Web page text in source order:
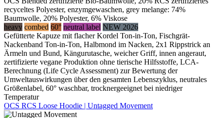
recyceltes Polyester, enzymgewaschen, grey melange: 74%
Baumwolle, 20% Polyester, 6% Viskose
heavy combed 60° neutral label NEW 2026
Gefütterte Kapuze mit flacher Kordel Ton-in-Ton, Fischgrät-
Nackenband Ton-in-Ton, Halbmond im Nacken, 2x1 Rippstrick an
Ärmeln und Bund, Kängurutasche, weicher Griff, innen angeraut,
zertifizierte vegane Produktion ohne tierische Hilfsstoffe, LCA-
Berechnung (Life Cycle Assessment) zur Bewertung der
Umweltauswirkungen über den gesamten Lebenszyklus, neutrales
Größenlabel, 60° waschbar, trocknergeeignet bei niedriger
Temperatur
OCS RCS Loose Hoodie | Untagged Movement